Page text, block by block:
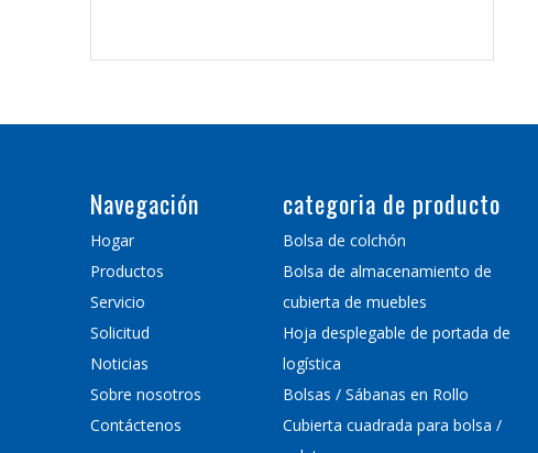
Navegación
Hogar
Productos
Servicio
Solicitud
Noticias
Sobre nosotros
Contáctenos
categoria de producto
Bolsa de colchón
Bolsa de almacenamiento de
cubierta de muebles
Hoja desplegable de portada de
logística
Bolsas / Sábanas en Rollo
Cubierta cuadrada para bolsa /